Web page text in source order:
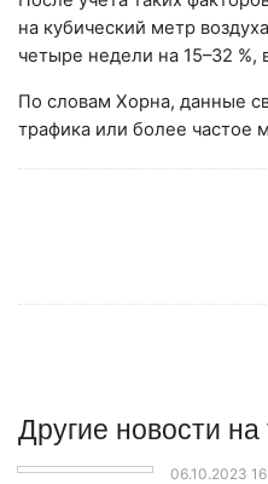
на кубический метр
четыре недели на 15–32 %,
По словам Хорна, данные
трафика или более частое
Другие новости на
06.10.2023